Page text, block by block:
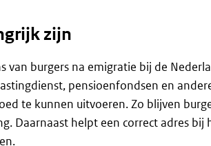
zijn
van burgers na emigratie bij de
pensioenfondsen en
te kunnen uitvoeren. Zo blijven
Daarnaast helpt een correct adres